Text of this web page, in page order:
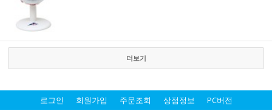
더보기
로그인 회원가입 주문조회 상점정보 PC버전